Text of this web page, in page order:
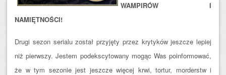
WAMPIRÓW I
NAMIĘTNOŚCI!
Drugi sezon serialu został przyjęty przez krytyków jeszcze lepiej
niż pierwszy. Jestem podekscytowany mogąc Was poinformować,
że w tym sezonie jest jeszcze więcej krwi, tortur, morderstw i